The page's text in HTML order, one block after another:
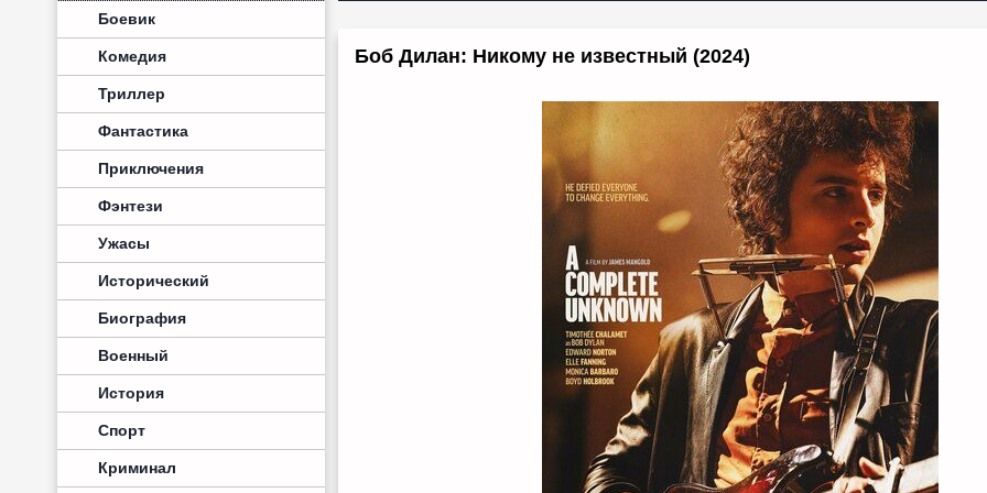
Боевик
Комедия
Триллер
Фантастика
Приключения
Фэнтези
Ужасы
Исторический
Биография
Военный
История
Спорт
Криминал
Боб Дилан: Никому не известный (2024)